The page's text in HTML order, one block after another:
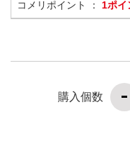
コメリポイント ： 1ポイ
購入個数